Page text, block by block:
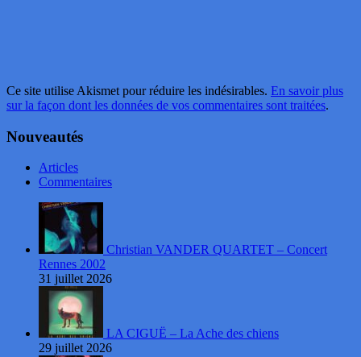
Ce site utilise Akismet pour réduire les indésirables. En savoir plus
sur la façon dont les données de vos commentaires sont traitées.
Nouveautés
Articles
Commentaires
Christian VANDER QUARTET – Concert
Rennes 2002
31 juillet 2026
LA CIGUË – La Ache des chiens
29 juillet 2026